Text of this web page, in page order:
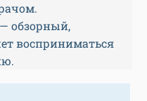
обзорный,
восприниматься